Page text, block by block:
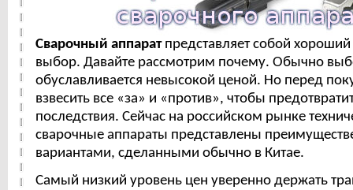
Сварочный аппаратпредставляет собой
выбор. Давайте рассмотрим почему. Обычно
обуславливается невысокой ценой. Но перед
взвесить все «за» и «против», чтобы
последствия. Сейчас на российском рынке
сварочные аппараты представлены
вариантами, сделанными обычно в Китае.
Самый низкий уровень цен уверенно держать